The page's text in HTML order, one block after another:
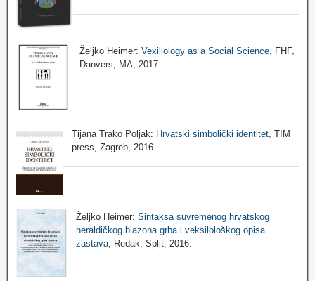
Željko Heimer:Vexillology as a Social Science , FHF,
Danvers, MA, 2017.
Tijana Trako Poljak: Hrvatski simbolički identitet , TIM
press, Zagreb, 2016.
Željko Heimer: Sintaksa suvremenog hrvatskog
heraldičkog blazona grba i veksilološkog opisa
zastava, Redak, Split, 2016.